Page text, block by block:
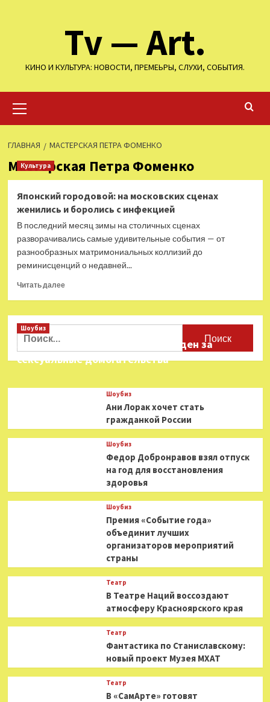
Tv — Art.
КИНО И КУЛЬТУРА: НОВОСТИ, ПРЕМЕЬРЫ, СЛУХИ, СОБЫТИЯ.
меню
ГЛАВНАЯ МАСТЕРСКАЯ ПЕТРА ФОМЕНКО
Мастерская Петра Фоменко
Культура
Японский городовой: на московских сценах
женились и боролись с инфекцией
В последний месяц зимы на столичных сценах
разворачивались самые удивительные события — от
разнообразных матримониальных коллизий до
реминисценций о недавней...
Читать далееПрочитать
Японский
московских
сценах
и
Найти:
Шоубиз
Звезда «Игры в кальмара» осужден за
сексуальные домогательства
Шоубиз
Ани Лорак хочет стать
гражданкой России
Шоубиз
Федор Добронравов взял отпуск
на год для восстановления
здоровья
Шоубиз
Премия «Событие года»
объединит лучших
организаторов мероприятий
страны
Театр
В Театре Наций воссоздают
атмосферу Красноярского края
Театр
Фантастика по Станиславскому:
новый проект Музея МХАТ
Театр
В «СамАрте» готовят